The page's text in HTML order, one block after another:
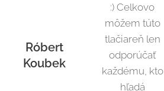
Róbert
Koubek
:) Celkovo
môžem túto
tlačiareň len
odporúčať
každému, kto
hľadá